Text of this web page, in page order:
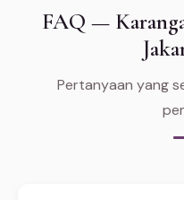
FAQ —
Pertanyaan yang